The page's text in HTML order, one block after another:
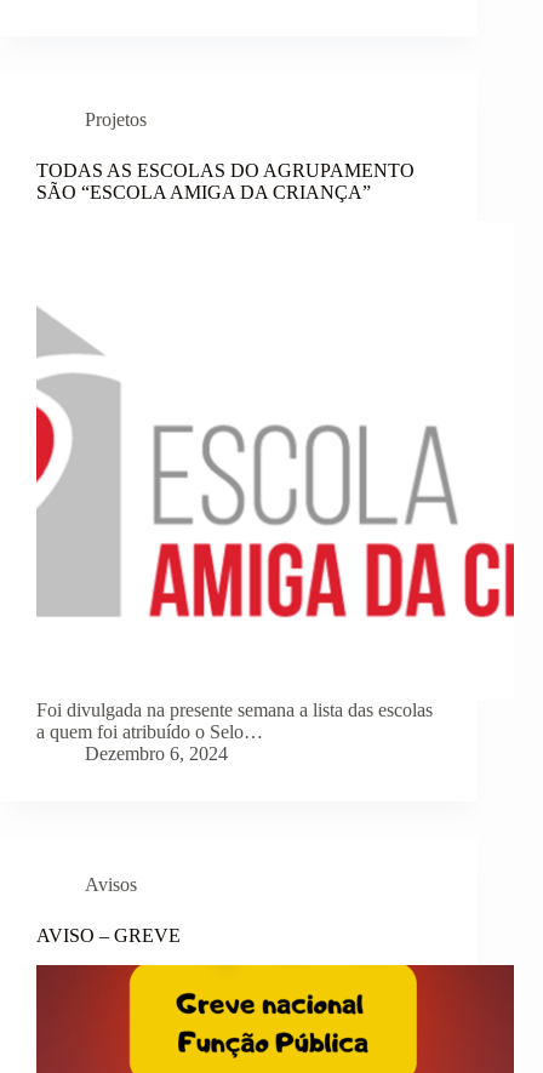
Projetos
TODAS AS ESCOLAS DO AGRUPAMENTO
SÃO “ESCOLA AMIGA DA CRIANÇA”
Foi divulgada na presente semana a lista das escolas
a quem foi atribuído o Selo…
Dezembro 6, 2024
Avisos
AVISO – GREVE